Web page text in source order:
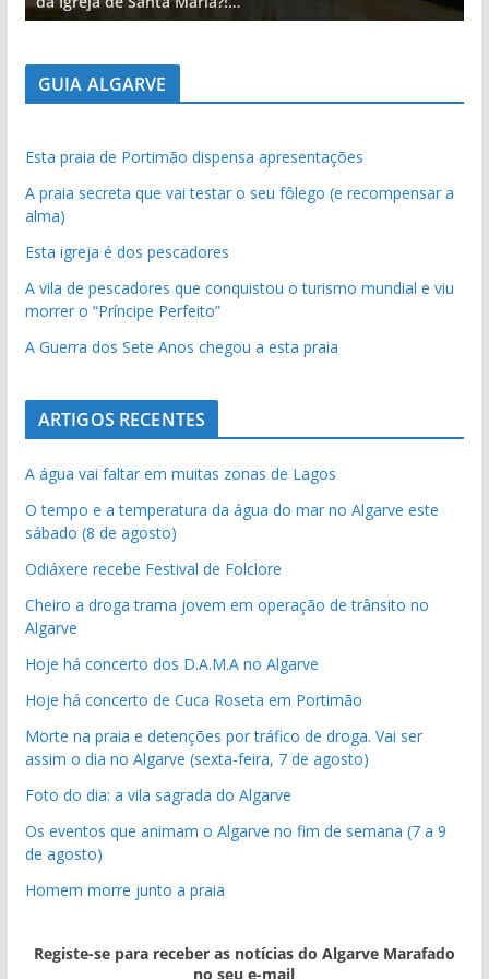
GUIA ALGARVE
Esta praia de Portimão dispensa apresentações
A praia secreta que vai testar o seu fôlego (e recompensar a
alma)
Esta igreja é dos pescadores
A vila de pescadores que conquistou o turismo mundial e viu
morrer o “Príncipe Perfeito”
A Guerra dos Sete Anos chegou a esta praia
ARTIGOS RECENTES
A água vai faltar em muitas zonas de Lagos
O tempo e a temperatura da água do mar no Algarve este
sábado (8 de agosto)
Odiáxere recebe Festival de Folclore
Cheiro a droga trama jovem em operação de trânsito no
Algarve
Hoje há concerto dos D.A.M.A no Algarve
Hoje há concerto de Cuca Roseta em Portimão
Morte na praia e detenções por tráfico de droga. Vai ser
assim o dia no Algarve (sexta-feira, 7 de agosto)
Foto do dia: a vila sagrada do Algarve
Os eventos que animam o Algarve no fim de semana (7 a 9
de agosto)
Homem morre junto a praia
Registe-se para receber as notícias do Algarve Marafado
no seu e-mail